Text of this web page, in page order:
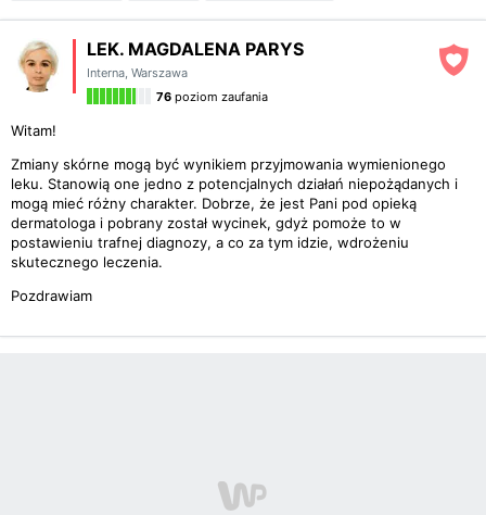
LEK. MAGDALENA PARYS
Interna, Warszawa
76 poziom zaufania
Witam!
Zmiany skórne mogą być wynikiem przyjmowania wymienionego
leku. Stanowią one jedno z potencjalnych działań niepożądanych i
mogą mieć różny charakter. Dobrze, że jest Pani pod opieką
dermatologa i pobrany został wycinek, gdyż pomoże to w
postawieniu trafnej diagnozy, a co za tym idzie, wdrożeniu
skutecznego leczenia.
Pozdrawiam